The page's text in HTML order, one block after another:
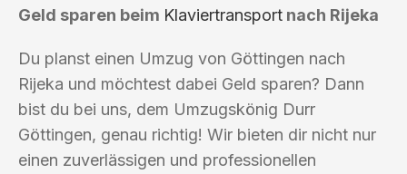
Geld sparen beim Klaviertransport nach Rijeka
Du planst einen Umzug von Göttingen nach
Rijeka und möchtest dabei Geld sparen? Dann
bist du bei uns, dem Umzugskönig Durr
Göttingen, genau richtig! Wir bieten dir nicht nur
einen zuverlässigen und professionellen